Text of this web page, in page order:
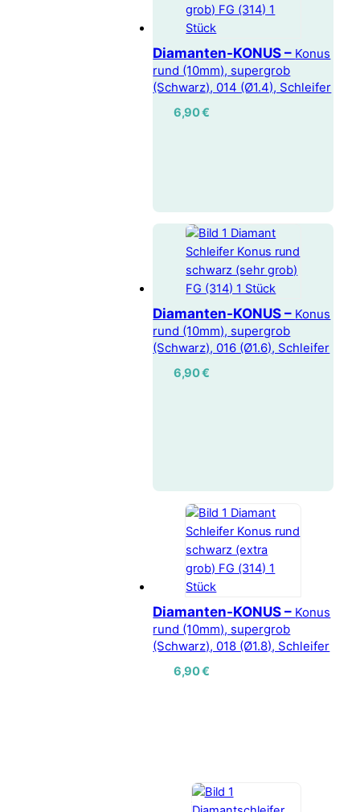
Diamanten-KONUS – Konus
rund (10mm), supergrob
(Schwarz), 014 (Ø1.4), Schleifer
6,90€
Diamanten-KONUS – Konus
rund (10mm), supergrob
(Schwarz), 016 (Ø1.6), Schleifer
6,90€
Diamanten-KONUS – Konus
rund (10mm), supergrob
(Schwarz), 018 (Ø1.8), Schleifer
6,90€